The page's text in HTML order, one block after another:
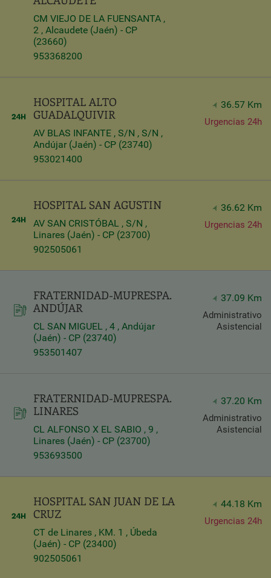
CM VIEJO DE LA FUENSANTA ,
2 , Alcaudete (Jaén) - CP
(23660)
953368200
HOSPITAL ALTO
GUADALQUIVIR
AV BLAS INFANTE , S/N , S/N ,
Andújar (Jaén) - CP (23740)
953021400
36.57 Km
Urgencias 24h
HOSPITAL SAN AGUSTIN
AV SAN CRISTÓBAL , S/N ,
Linares (Jaén) - CP (23700)
902505061
36.62 Km
Urgencias 24h
FRATERNIDAD-MUPRESPA.
ANDÚJAR
CL SAN MIGUEL , 4 , Andújar
(Jaén) - CP (23740)
953501407
37.09 Km
Administrativo
Asistencial
FRATERNIDAD-MUPRESPA.
LINARES
CL ALFONSO X EL SABIO , 9 ,
Linares (Jaén) - CP (23700)
953693500
37.20 Km
Administrativo
Asistencial
HOSPITAL SAN JUAN DE LA
CRUZ
CT de Linares , KM. 1 , Úbeda
(Jaén) - CP (23400)
902505061
44.18 Km
Urgencias 24h